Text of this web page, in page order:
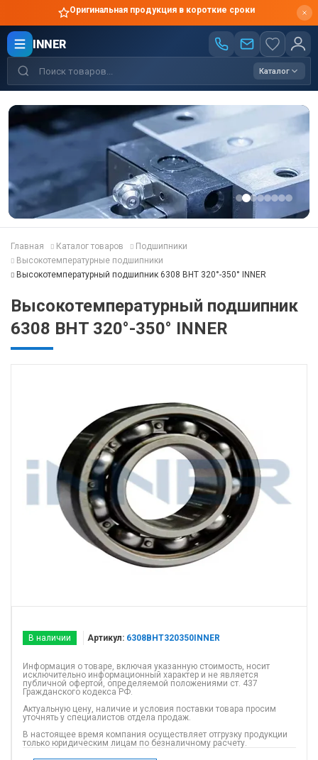
Оригинальная продукция в короткие сроки
INNER
Каталог
Главная Каталог товаров
Подшипники
Высокотемпературные подшипники
Высокотемпературный подшипник 6308 BHT 320°-350° INNER
Высокотемпературный подшипник
6308 BHT 320°-350° INNER
В наличии Артикул: 6308BHT320350INNER
Информация о товаре, включая указанную стоимость, носит
исключительно информационный характер и не является
публичной офертой, определяемой положениями ст. 437
Гражданского кодекса РФ.
Актуальную цену, наличие и условия поставки товара просим
уточнять у специалистов отдела продаж.
В настоящее время компания осуществляет отгрузку продукции
только юридическим лицам по безналичному расчету.